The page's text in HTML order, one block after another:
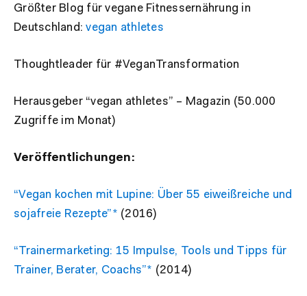
Größter Blog für vegane Fitnessernährung in
Deutschland:vegan athletes
Thoughtleader für #VeganTransformation
Herausgeber “vegan athletes” – Magazin (50.000
Zugriffe im Monat)
Veröffentlichungen:
“Vegan kochen mit Lupine: Über 55 eiweißreiche und
sojafreie Rezepte”* (2016)
“Trainermarketing: 15 Impulse, Tools und Tipps für
Trainer, Berater, Coachs”* (2014)